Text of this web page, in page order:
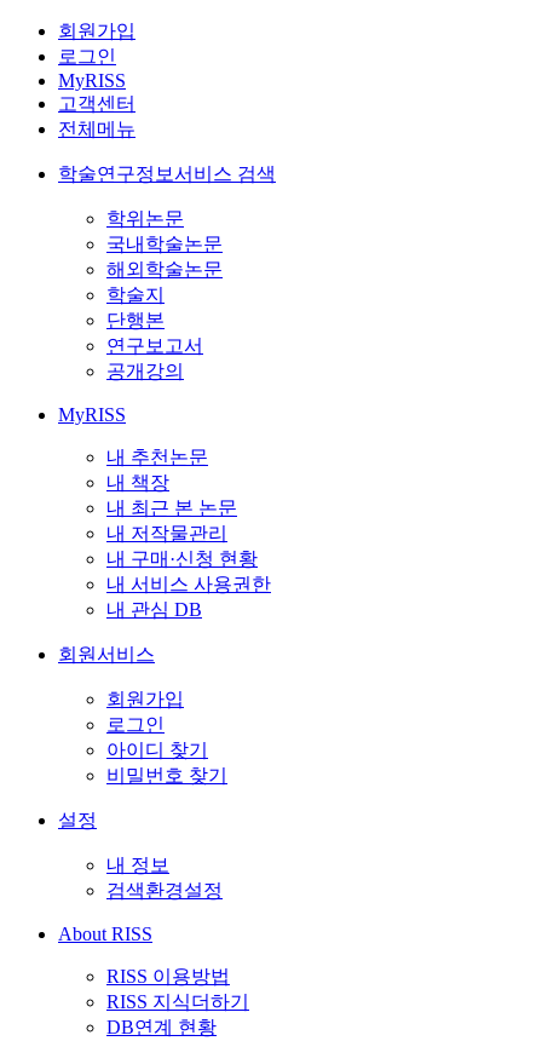
회원가입
로그인
MyRISS
고객센터
전체메뉴
학술연구정보서비스 검색
학위논문
국내학술논문
해외학술논문
학술지
단행본
연구보고서
공개강의
MyRISS
내 추천논문
내 책장
내 최근 본 논문
내 저작물관리
내 구매·신청 현황
내 서비스 사용권한
내 관심 DB
회원서비스
회원가입
로그인
아이디 찾기
비밀번호 찾기
설정
내 정보
검색환경설정
About RISS
RISS 이용방법
RISS 지식더하기
DB연계 현황